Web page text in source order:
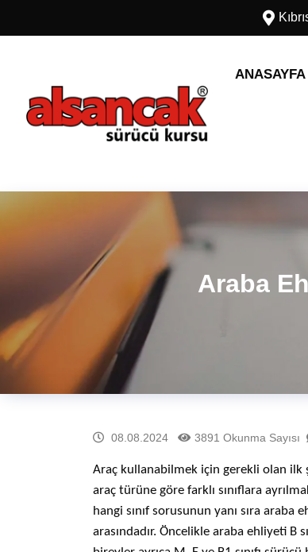
ANASAYFA
Araba
08.08.2024 3891 Okunma Sayısı
Araç kullanabilmek için gerekli olan ilk
araç türüne göre farklı sınıflara
hangi sınıf sorusunun yanı sıra araba
arasındadır. Öncelikle araba ehliyeti B